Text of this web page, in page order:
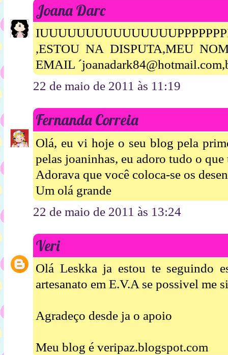
Joana Darc
,ESTOU NA DISPUTA,MEU
EMAIL
22 de maio de 2011 às 11:19
Fernanda Correia
Olá, eu vi hoje o seu blog pela
pelas joaninhas, eu adoro tudo o
Adorava que você coloca-se os
Um olá grande
22 de maio de 2011 às 13:24
Veri
Olá Leskka ja estou te seguindo
artesanato em E.V.A se possivel me
Agradeço desde ja o apoio
Meu blog é veripaz.blogspot.com